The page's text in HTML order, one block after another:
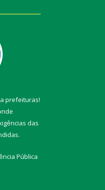
prefeituras!
das
Pública